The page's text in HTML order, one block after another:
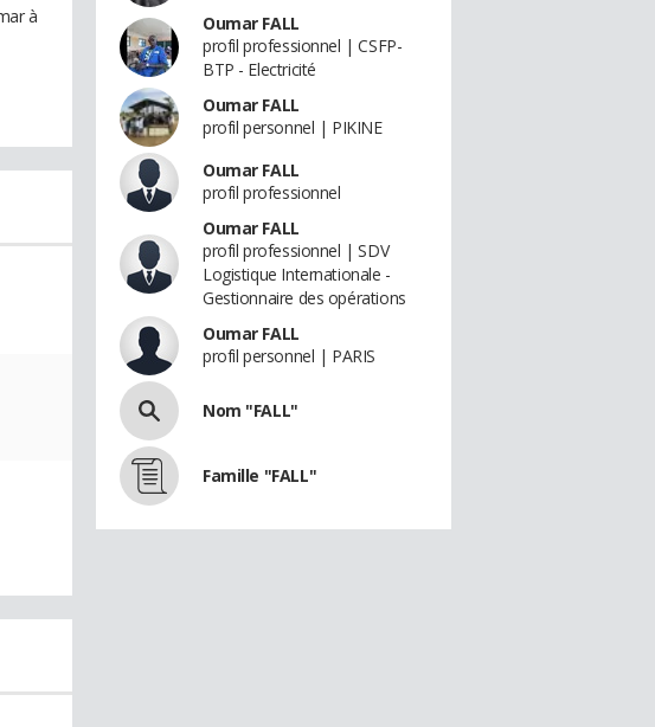
à
Oumar FALL
profil professionnel | CSFP-
BTP - Electricité
Oumar FALL
profil personnel | PIKINE
Oumar FALL
profil professionnel
Oumar FALL
profil professionnel | SDV
Logistique Internationale -
Gestionnaire des opérations
Oumar FALL
profil personnel | PARIS
Nom "FALL"
Famille "FALL"